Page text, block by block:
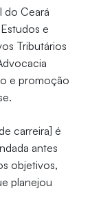
do Ceará
e
Tributários
e promoção
carreira] é
antes
objetivos,
planejou